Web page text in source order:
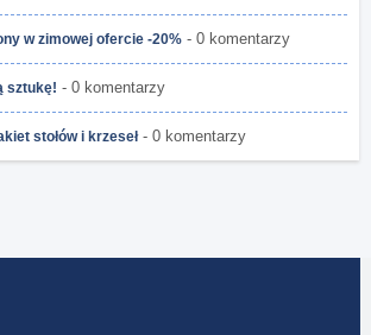
w zimowej ofercie -20% - 0 komentarzy
sztukę! - 0 komentarzy
stołów i krzeseł- 0 komentarzy